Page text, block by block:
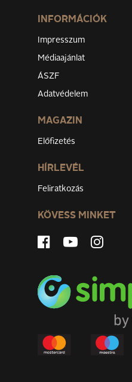
INFORMÁCIÓK
Impresszum
Médiaajánlat
ÁSZF
Adatvédelem
MAGAZIN
Előfizetés
HÍRLEVÉL
Feliratkozás
KÖVESS MINKET